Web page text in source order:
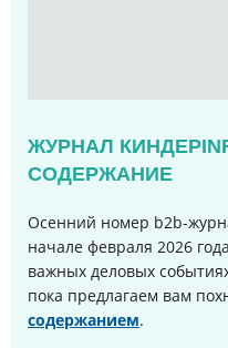
ЖУРНАЛ
СОДЕРЖАНИЕ
Осенний номер b2b-
начале февраля 2026
важных деловых
пока предлагаем вам
содержанием.